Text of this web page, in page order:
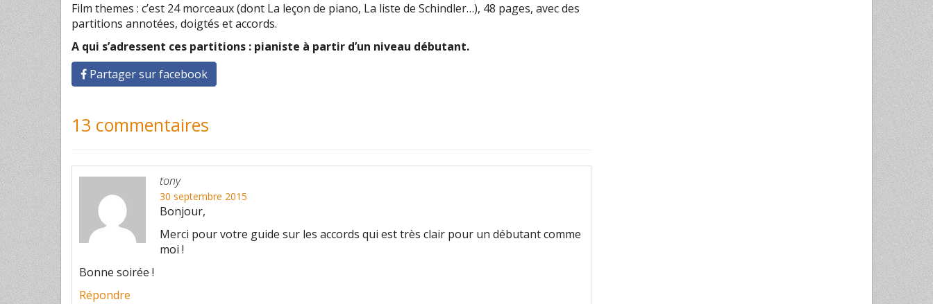
Film themes : c’est 24 morceaux (dont La leçon de piano, La liste de Schindler…), 48 pages, avec des
partitions annotées, doigtés et accords.
A qui s’adressent ces partitions : pianiste à partir d’un niveau débutant.
Partager sur facebook
13 commentaires
tony
30 septembre 2015
Bonjour,
Merci pour votre guide sur les accords qui est très clair pour un débutant comme
moi !
Bonne soirée !
Répondre